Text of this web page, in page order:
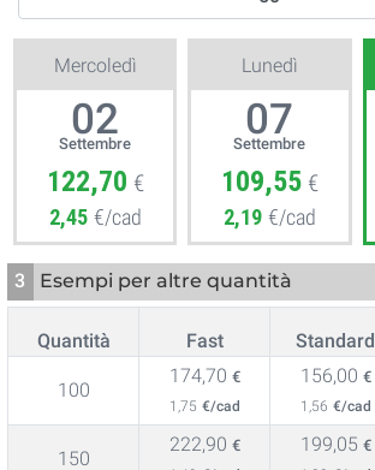
Mercoledì
02
Settembre
122,70 €
2,45 €/cad
Lunedì
07
Settembre
109,55 €
2,19 €/cad
3 Esempi per altre quantità
Quantità Fast Standard
100
174,70 €
1,75 €/cad
156,00 €
1,56 €/cad
150
222,90 € 199,05 €